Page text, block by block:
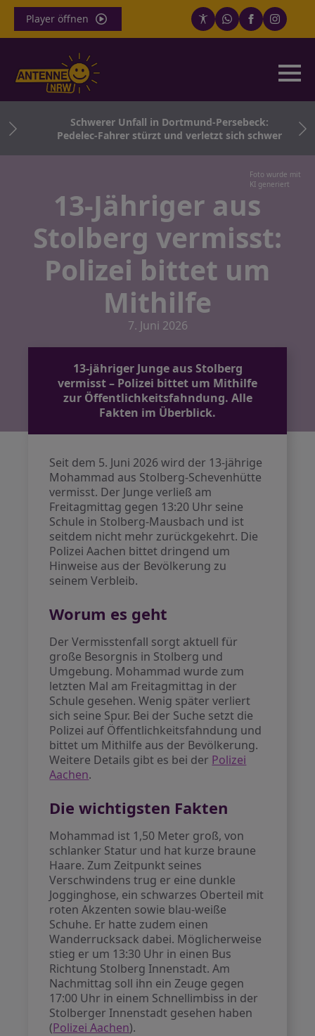
Player öffnen
Schwerer Unfall in Dortmund-Persebeck:
Pedelec-Fahrer stürzt und verletzt sich schwer
Foto wurde mit
KI generiert
13-Jähriger aus
Stolberg vermisst:
Polizei bittet um
Mithilfe
7. Juni 2026
13-jähriger Junge aus Stolberg
vermisst – Polizei bittet um Mithilfe
zur Öffentlichkeitsfahndung. Alle
Fakten im Überblick.
Seit dem 5. Juni 2026 wird der 13-jährige
Mohammad aus Stolberg-Schevenhütte
vermisst. Der Junge verließ am
Freitagmittag gegen 13:20 Uhr seine
Schule in Stolberg-Mausbach und ist
seitdem nicht mehr zurückgekehrt. Die
Polizei Aachen bittet dringend um
Hinweise aus der Bevölkerung zu
seinem Verbleib.
Worum es geht
Der Vermisstenfall sorgt aktuell für
große Besorgnis in Stolberg und
Umgebung. Mohammad wurde zum
letzten Mal am Freitagmittag in der
Schule gesehen. Wenig später verliert
sich seine Spur. Bei der Suche setzt die
Polizei auf Öffentlichkeitsfahndung und
bittet um Mithilfe aus der Bevölkerung.
Weitere Details gibt es bei der Polizei
Aachen.
Die wichtigsten Fakten
Mohammad ist 1,50 Meter groß, von
schlanker Statur und hat kurze braune
Haare. Zum Zeitpunkt seines
Verschwindens trug er eine dunkle
Jogginghose, ein schwarzes Oberteil mit
roten Akzenten sowie blau-weiße
Schuhe. Er hatte zudem einen
Wanderrucksack dabei. Möglicherweise
stieg er um 13:30 Uhr in einen Bus
Richtung Stolberg Innenstadt. Am
Nachmittag soll ihn ein Zeuge gegen
17:00 Uhr in einem Schnellimbiss in der
Stolberger Innenstadt gesehen haben
(Polizei Aachen).